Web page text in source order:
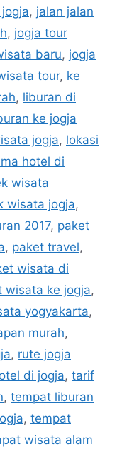
, jalan jalan
, jogja tour
baru, jogja
tour, ke
, liburan di
ke jogja
jogja, lokasi
hotel di
wisata
wisata jogja,
2017, paket
, paket travel,
wisata di
wisata ke jogja,
yogyakarta,
murah,
, rute jogja
di jogja, tarif
, tempat liburan
, tempat
wisata alam